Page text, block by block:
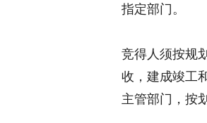
指定部门。
竞得人须按规
收，建成竣工
主管部门，按